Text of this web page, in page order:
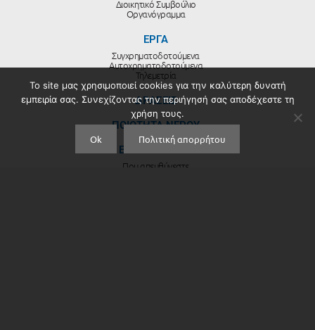
Διοικητικό Συμβούλιο
Οργανόγραμμα
ΕΡΓΑ
Συγχρηματοδοτούμενα
Αυτοχρηματοδοτούμενα
Τηλεμετρία
ΔΡΑΣΕΙΣ
ΠΟΙΟΤΗΤΑ ΝΕΡΟΥ
ΕΞΥΠΗΡΕΤΗΣΗ
Που απευθύνεστε
Το site μας χρησιμοποιεί cookies για την καλύτερη δυνατή
εμπειρία σας. Συνεχίζοντας την περιήγησή σας αποδέχεστε τη
χρήση τους.
Ok Πολιτική απορρήτου